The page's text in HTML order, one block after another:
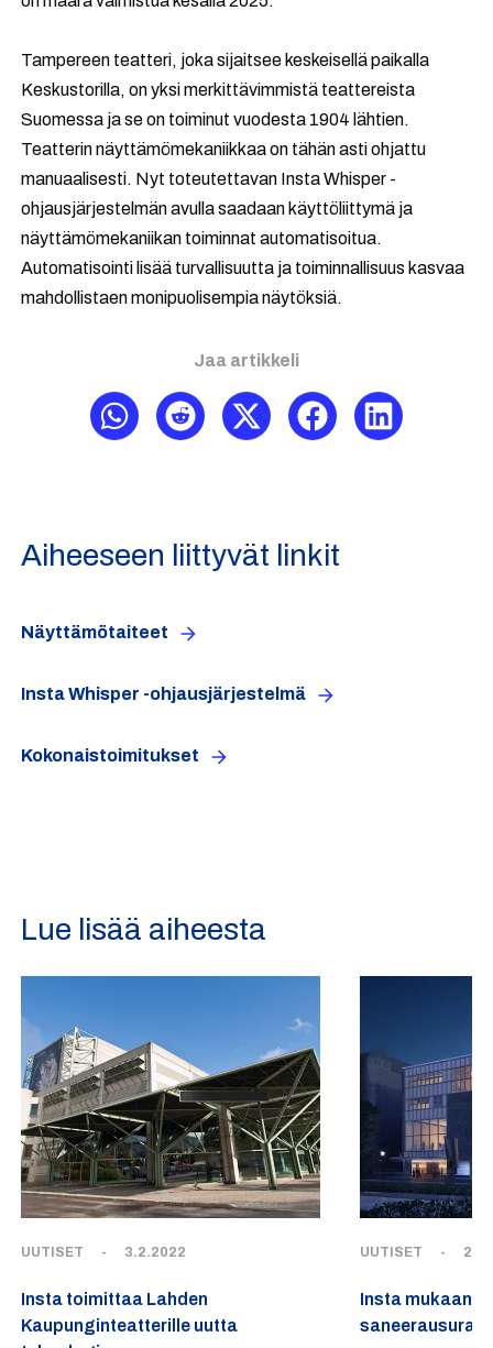
Tampereen teatteri, joka sijaitsee keskeisellä paikalla
Keskustorilla, on yksi merkittävimmistä teattereista
Suomessa ja se on toiminut vuodesta 1904 lähtien.
Teatterin näyttämömekaniikkaa on tähän asti ohjattu
manuaalisesti. Nyt toteutettavan Insta Whisper -
ohjausjärjestelmän avulla saadaan käyttöliittymä ja
näyttämömekaniikan toiminnat automatisoitua.
Automatisointi lisää turvallisuutta ja toiminnallisuus kasvaa
mahdollistaen monipuolisempia näytöksiä.
Jaa artikkeli
Aiheeseen liittyvät linkit
Näyttämötaiteet
Insta Whisper -ohjausjärjestelmä
Kokonaistoimitukset
Lue lisää aiheesta
UUTISET - 3.2.2022
Insta toimittaa Lahden
Kaupunginteatterille uutta
UUTISET -
Insta mukaan